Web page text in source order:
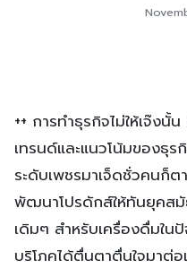
++ การทำธุรกิจไม่ให้เจ๊ง
เทรนด์และแนวโน้มของธุ
ระดับเพชรมาเจ็ดชั่วคนก็ต
พัฒนาโปรดักส์ให้ทันยุคสมั
เดิมๆ สำหรับเครื่องดื่มใน
บริโภคได้ตื่นตาตื่นใจมาต่